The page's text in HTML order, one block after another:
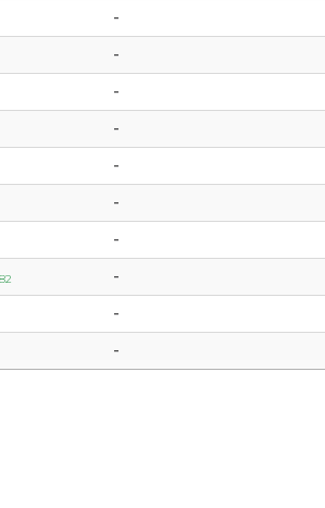
-
-
-
-
-
-
-
-
-
-